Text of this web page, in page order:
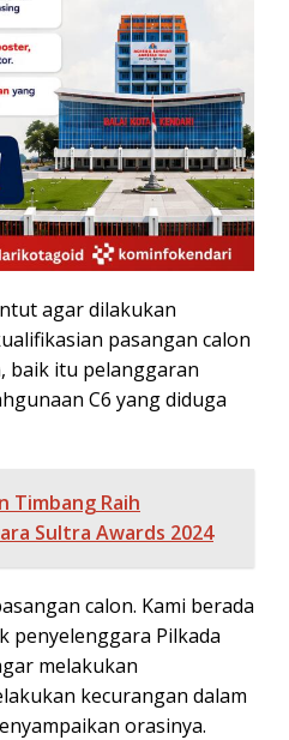
agar dilakukan
pasangan calon
baik itu pelanggaran
C6 yang diduga
Timbang Raih
Sultra Awards 2024
calon. Kami berada
penyelenggara Pilkada
melakukan
kecurangan dalam
orasinya.